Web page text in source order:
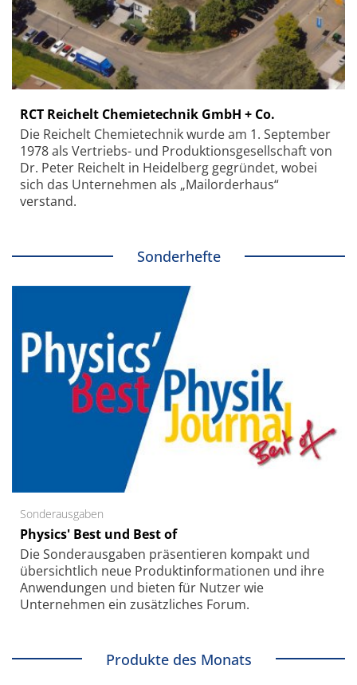
RCT Reichelt Chemietechnik GmbH + Co.
Die Reichelt Chemietechnik wurde am 1. September
1978 als Vertriebs- und Produktionsgesellschaft von
Dr. Peter Reichelt in Heidelberg gegründet, wobei
sich das Unternehmen als „Mailorderhaus“
verstand.
Sonderhefte
Sonderausgaben
Physics' Best und Best of
Die Sonder­ausgaben präsentieren kompakt und
übersichtlich neue Produkt­informationen und ihre
Anwendungen und bieten für Nutzer wie
Unternehmen ein zusätzliches Forum.
Produkte des Monats